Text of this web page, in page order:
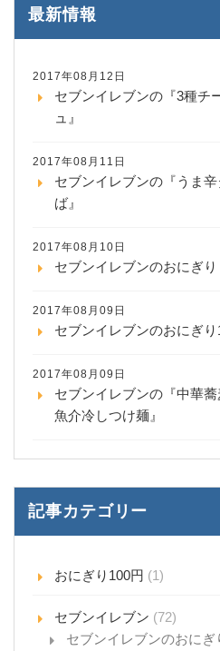
最新情報
2017年08月12日
セブンイレブンの『3種チ
ュ』
2017年08月11日
セブンイレブンの『うま
ば』
2017年08月10日
セブンイレブンのおにぎり
2017年08月09日
セブンイレブンのおにぎ
2017年08月09日
セブンイレブンの『中華
魚介冷しつけ麺』
記事カテゴリー
おにぎり100円 (1)
セブンイレブン (72)
セブンイレブンのおにぎ